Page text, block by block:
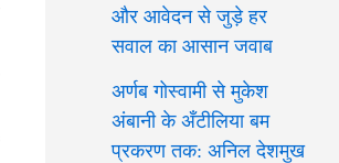
और आवेदन से जुड़े हर
सवाल का आसान जवाब
अर्णब गोस्वामी से मुकेश
अंबानी के अँटीलिया बम
प्रकरण तक: अनिल देशमुख